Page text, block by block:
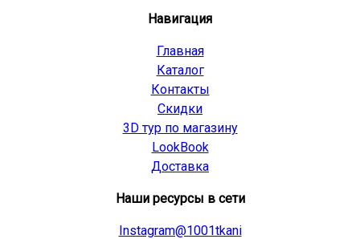
Навигация
Главная
Каталог
Контакты
Скидки
3D тур по магазину
LookBook
Доставка
Наши ресурсы в сети
Instagram@1001tkani